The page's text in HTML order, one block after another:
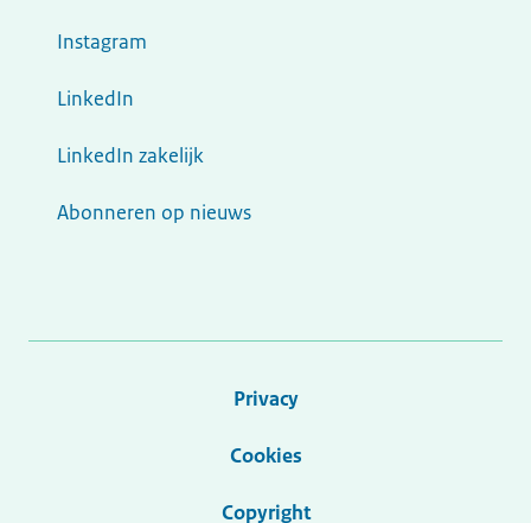
Instagram
LinkedIn
LinkedIn zakelijk
Abonneren op nieuws
Privacy
Cookies
Copyright